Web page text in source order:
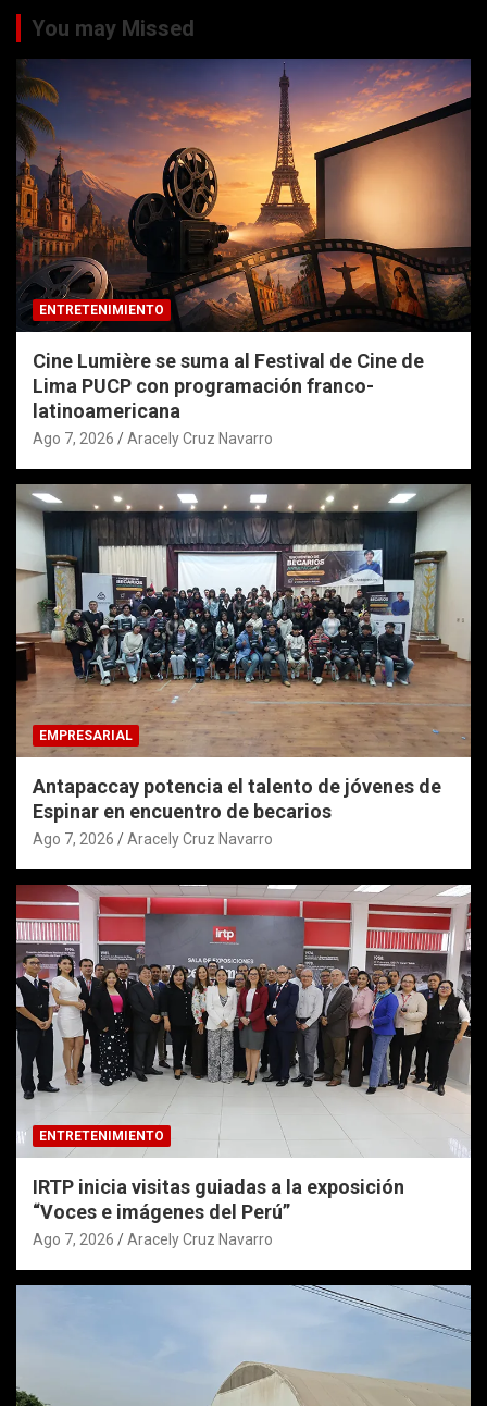
You may Missed
ENTRETENIMIENTO
Cine Lumière se suma al Festival de Cine de
Lima PUCP con programación franco-
latinoamericana
Ago 7, 2026 Aracely Cruz Navarro
EMPRESARIAL
Antapaccay potencia el talento de jóvenes de
Espinar en encuentro de becarios
Ago 7, 2026 Aracely Cruz Navarro
ENTRETENIMIENTO
IRTP inicia visitas guiadas a la exposición
“Voces e imágenes del Perú”
Ago 7, 2026 Aracely Cruz Navarro